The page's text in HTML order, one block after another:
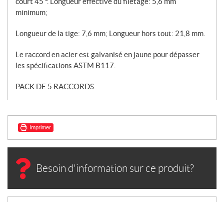
minimum;
Longueur de la tige: 7,6 mm; Longueur hors tout: 21,8 mm.
Le raccord en acier est galvanisé en jaune pour dépasser
les spécifications ASTM B117.
PACK DE 5 RACCORDS.
Imprimer
Besoin d'information sur ce produit?